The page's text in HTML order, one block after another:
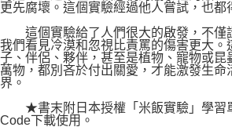
更先腐壞。這個實驗經過他人嘗試，也都
這個實驗給了人們很大的啟發，不僅
我們看見冷漠和忽視比責罵的傷害更大。
子、伴侶、夥伴，甚至是植物、寵物或昆
萬物，都別吝於付出關愛，才能激發生命
界。
★書末附日本授權「米飯實驗」學習
Code下載使用。